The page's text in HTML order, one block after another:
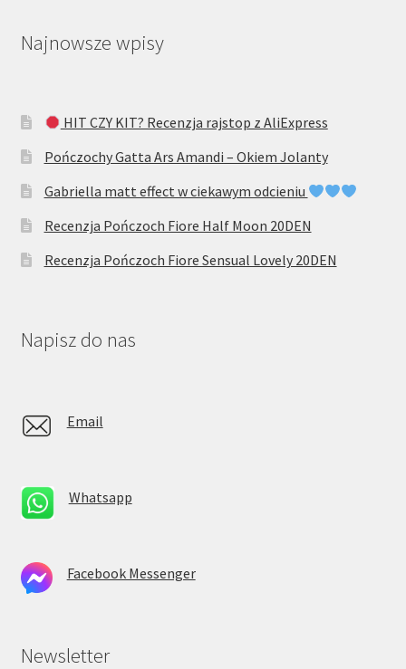
Najnowsze wpisy
HIT CZY KIT? Recenzja rajstop z AliExpress
Pończochy Gatta Ars Amandi – Okiem Jolanty
Gabriella matt effect w ciekawym odcieniu
Recenzja Pończoch Fiore Half Moon 20DEN
Recenzja Pończoch Fiore Sensual Lovely 20DEN
Napisz do nas
Email
Whatsapp
Facebook Messenger
Newsletter